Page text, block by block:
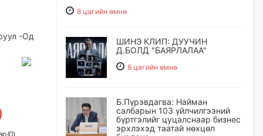
-Од
(0)
8 цагийн өмнө
ШИНЭ КЛИП: ДУУЧИН
Д.БОЛД "БАЯРЛАЛАА"
8 цагийн өмнө
Б.Пүрэвдагва: Найман
салбарын 103 үйлчилгээний
бүртгэлийг цуцалснаар бизнес
эрхлэхэд таатай нөхцөл